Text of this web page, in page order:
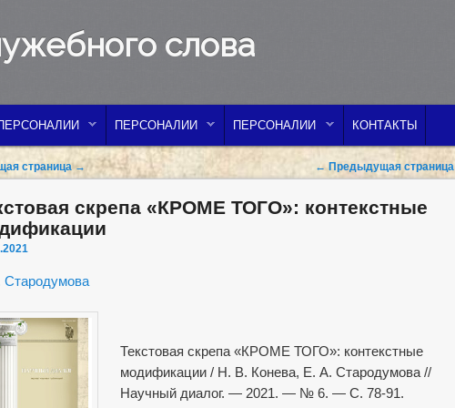
слова
ПЕРСОНАЛИИ ПЕРСОНАЛИИ КОНТАКТЫ
←Предыдущая страница
страница →
скрепа «КРОМЕ ТОГО»: контекстные
Стародумова
Текстовая скрепа «КРОМЕ ТОГО»: контекстные
модификации / Н. В. Конева, Е. А. Стародумова //
Научный диалог. — 2021. — № 6. — С. 78-91.